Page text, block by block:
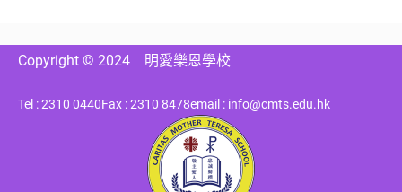
Copyright © 2024 明愛樂恩學校
Tel : 2310 0440Fax : 2310 8478email : info@cmts.edu.hk